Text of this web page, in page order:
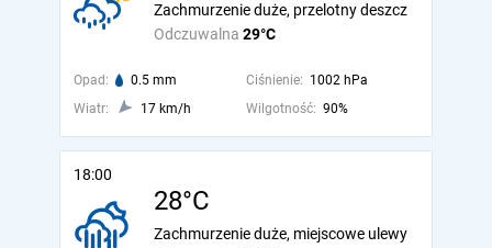
Odczuwalna 29°C
Zachmurzenie duże, przelotny deszcz
Opad: 0.5 mm Ciśnienie: 1002 hPa
Wiatr:
17 km/h Wilgotność: 90%
18:00
28°C
Zachmurzenie duże, miejscowe ulewy